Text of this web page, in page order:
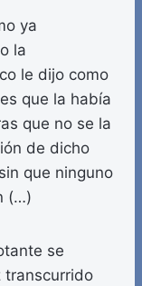
ya
la
le dijo como
que la había
que no se la
de dicho
que ninguno
(…)
se
transcurrido